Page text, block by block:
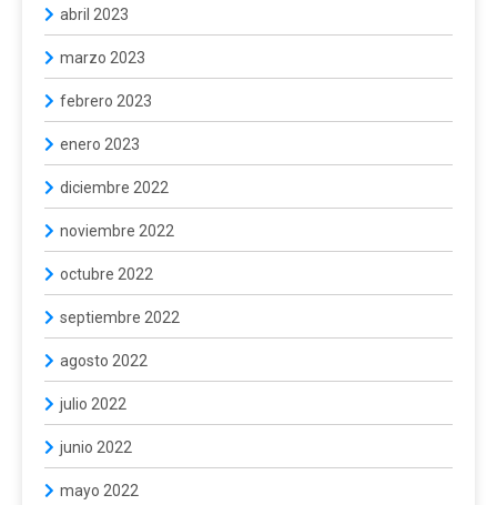
abril 2023
marzo 2023
febrero 2023
enero 2023
diciembre 2022
noviembre 2022
octubre 2022
septiembre 2022
agosto 2022
julio 2022
junio 2022
mayo 2022